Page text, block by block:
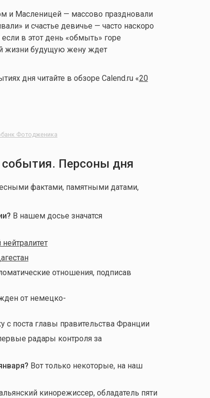
и Масленицей — массово праздновали
и счастье девичье — часто наскоро
в этот день «обмыть» горе
жизни будущую жену ждет
дня читайте в обзоре Calend.ru «20
Фотодженика
Персоны дня
фактами, памятными датами,
В нашем досье значатся
отношения, подписав
от немецко-
с поста главы правительства Франции
радары контроля за
Вот только некоторые, на наш
кинорежиссер, обладатель пяти